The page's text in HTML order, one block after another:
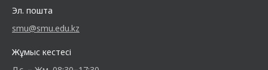
Эл. пошта
smu@smu.edu.kz
Жұмыс кестесі